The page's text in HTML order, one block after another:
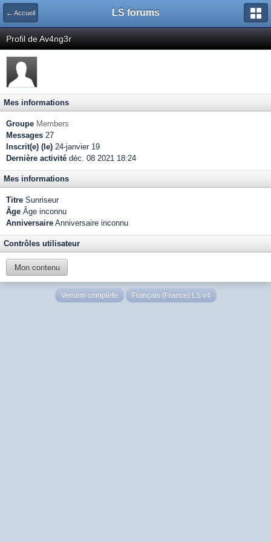
← Accueil LS forums
Profil de Av4ng3r
Mes informations
Groupe Members
Messages 27
Inscrit(e) (le) 24-janvier 19
Dernière activité déc. 08 2021 18:24
Mes informations
Titre Sunriseur
Âge Âge inconnu
Anniversaire Anniversaire inconnu
Contrôles utilisateur
Mon contenu
Version complète Français (France) LS v4